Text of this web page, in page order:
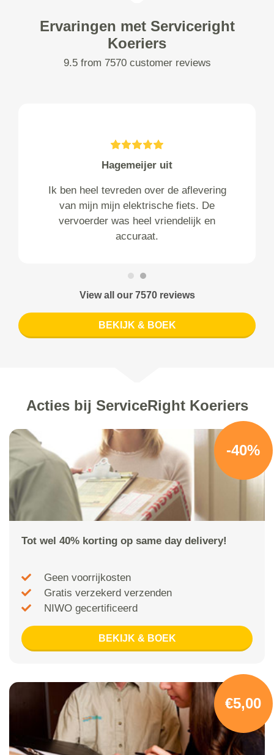
Ervaringen met Serviceright
Koeriers
9.5 from 7570 customer reviews
Hagemeijer uit
Ik ben heel tevreden over de aflevering
van mijn mijn elektrische fiets. De
vervoerder was heel vriendelijk en
accuraat.
View all our 7570 reviews
BEKIJK & BOEK
Acties bij ServiceRight Koeriers
-40%
Tot wel 40% korting op same day delivery!
Geen voorrijkosten
Gratis verzekerd verzenden
NIWO gecertificeerd
BEKIJK & BOEK
€5,00